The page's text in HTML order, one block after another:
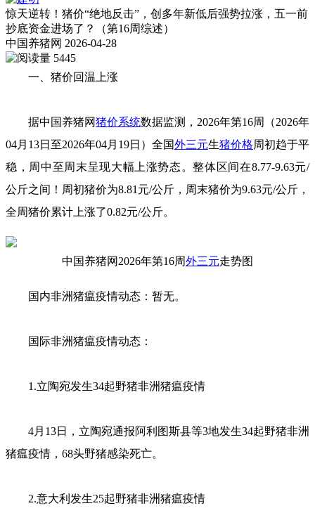
惊天逆转！猪价“绝地反击”，创多年新低后强势拉涨，五一前
抄底资金进场了？（第16周综述）
中国养猪网 2026-04-28
5445
一、猪价回温上涨
据中国养猪网猪价系统数据监测，2026年第16周（2026年
04月13日至2026年04月19日）全国外三元生猪价格周初趋于平
稳，周中至周末呈现大幅上涨势态。整体区间在8.77-9.63元/
公斤之间！周初猪价为8.81元/公斤，周末猪价为9.63元/公斤，
全周猪价累计上涨了0.82元/公斤。
中国养猪网2026年第16周外三元走势图
国内非洲猪瘟疫情动态：暂无。
国际非洲猪瘟疫情动态：
1.立陶宛发生34起野猪非洲猪瘟疫情
4月13日，立陶宛通报阿利图斯县等3地发生34起野猪非洲
猪瘟疫情，68头野猪感染死亡。
2.意大利发生25起野猪非洲猪瘟疫情